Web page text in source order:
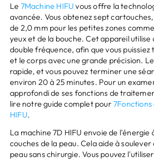
Le 7Machine HIFU vous offre la
avancée. Vous obtenez sept
de 2,0 mm pour les petites zones
yeux et de la bouche. Cet appareil utilise
double fréquence, afin que vous puissiez
et le corps avec une grande précision.
rapide, et vous pouvez terminer une
environ 20 à 25 minutes. Pour un
approfondi de ses fonctions de
lire notre guide complet pour 7Fonctions
HIFU.
La machine 7D HIFU envoie de l'énergie
couches de la peau. Cela aide à
peau sans chirurgie. Vous pouvez